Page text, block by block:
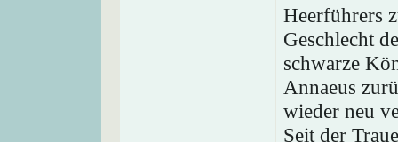
Heerführers
Geschlecht
schwarze
Annaeus
wieder neu
Seit der